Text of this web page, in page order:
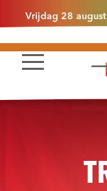
Vrijdag 28